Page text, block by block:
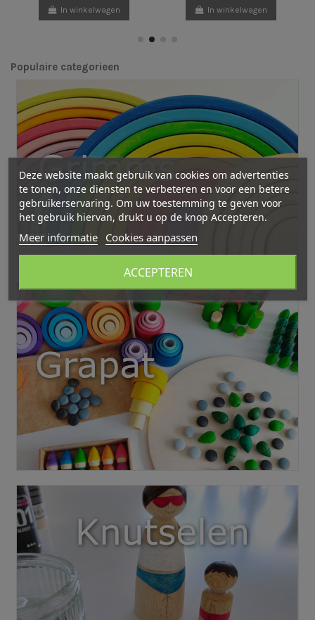
In winkelwagen In winkelwagen
Populaire categorieen
Deze website maakt gebruik van cookies om advertenties
te tonen, onze diensten te verbeteren en voor een betere
gebruikerservaring. Om uw toestemming te geven voor
het gebruik hiervan, drukt u op de knop Accepteren.
Meer informatie Cookies aanpassen
ACCEPTEREN